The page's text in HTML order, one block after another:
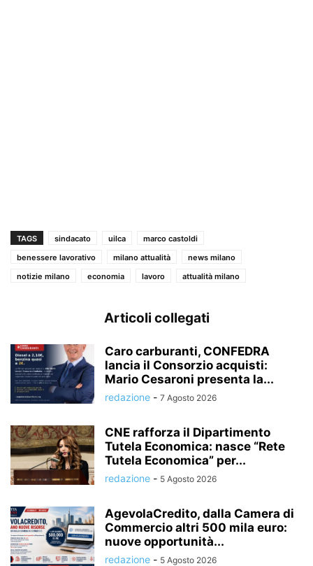
TAGS sindacato uilca
marco castoldi
benessere lavorativo
milano attualità
news milano
notizie milano
economia lavoro attualità milano
Articoli collegati
Caro carburanti, CONFEDRA
lancia il Consorzio acquisti:
Mario Cesaroni presenta la...
redazione - 7 Agosto 2026
CNE rafforza il Dipartimento
Tutela Economica: nasce “Rete
Tutela Economica” per...
redazione - 5 Agosto 2026
AgevolaCredito, dalla Camera di
Commercio altri 500 mila euro:
nuove opportunità...
redazione - 5 Agosto 2026